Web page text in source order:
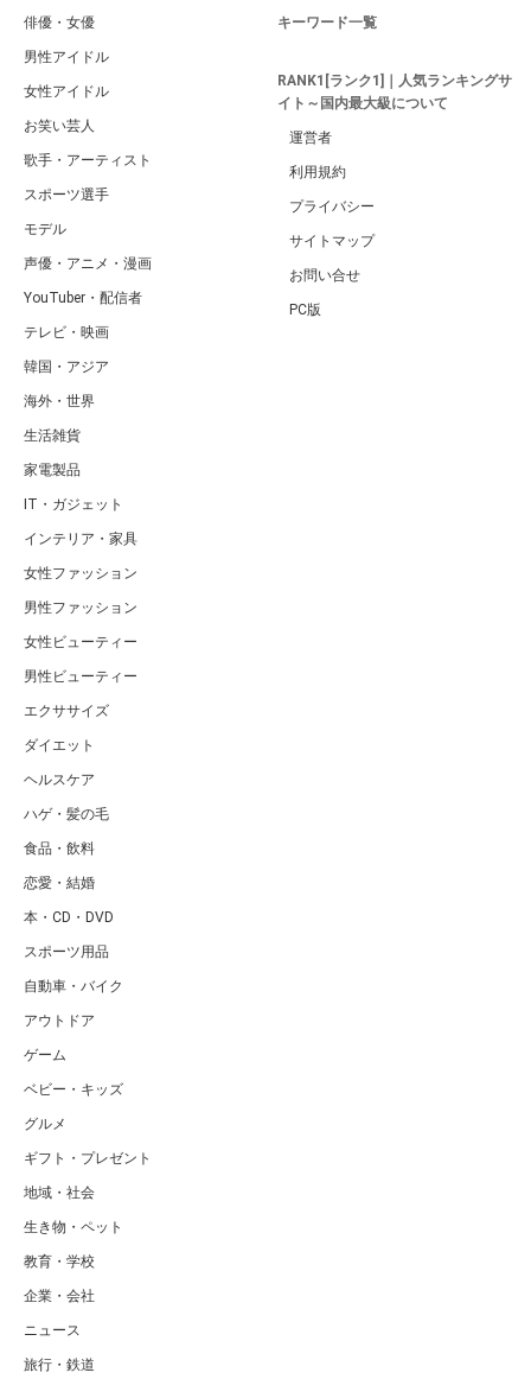
俳優・女優
男性アイドル
女性アイドル
お笑い芸人
歌手・アーティスト
スポーツ選手
モデル
声優・アニメ・漫画
YouTuber・配信者
テレビ・映画
韓国・アジア
海外・世界
生活雑貨
家電製品
IT・ガジェット
インテリア・家具
女性ファッション
男性ファッション
女性ビューティー
男性ビューティー
エクササイズ
ダイエット
ヘルスケア
ハゲ・髪の毛
食品・飲料
恋愛・結婚
本・CD・DVD
スポーツ用品
自動車・バイク
アウトドア
ゲーム
ベビー・キッズ
グルメ
ギフト・プレゼント
地域・社会
生き物・ペット
教育・学校
企業・会社
ニュース
旅行・鉄道
キーワード一覧
RANK1[ランク1]｜人気ランキングサ
イト～国内最大級について
運営者
利用規約
プライバシー
サイトマップ
お問い合せ
PC版